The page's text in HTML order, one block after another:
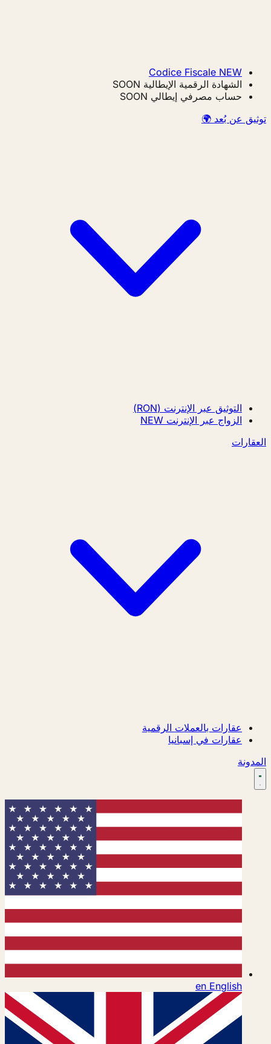
Codice Fiscale NEW
الشهادة الرقمية الإيطالية SOON
حساب مصرفي إيطالي SOON
توثيق عن بُعد 🌍
التوثيق عبر الإنترنت (RON)
الزواج عبر الإنترنت NEW
العقارات
عقارات بالعملات الرقمية
عقارات في إسبانيا
المدونة
en English